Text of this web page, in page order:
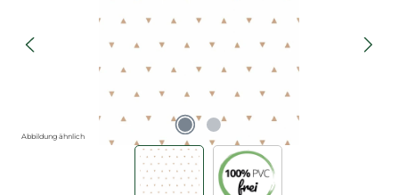
Abbildung ähnlich